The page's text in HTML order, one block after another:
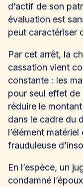
d’actif de son
évaluation est
peut caractériser
Par cet arrêt, la
cassation vient
constante : les
pour seul effet
réduire le
dans le cadre du
l’élément
frauduleuse
En l’espèce, un
condamné